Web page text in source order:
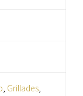
Grillades